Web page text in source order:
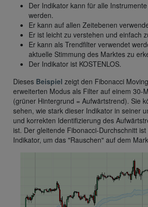
Der Indikator kann für alle
werden.
Er kann auf allen Zeitebenen
Er ist leicht zu verstehen und einfach
Er kann als Trendfilter verwendet
aktuelle Stimmung des Marktes zu
Der Indikator ist KOSTENLOS.
Dieses Beispiel zeigt den Fibonacci
erweiterten Modus als Filter auf einem 30-
(grüner Hintergrund = Aufwärtstrend). Sie
sehen, wie stark dieser Indikator in seiner
und korrekten Identifizierung des
ist. Der gleitende Fibonacci-Durchschnitt
Indikator, um das "Rauschen" auf dem